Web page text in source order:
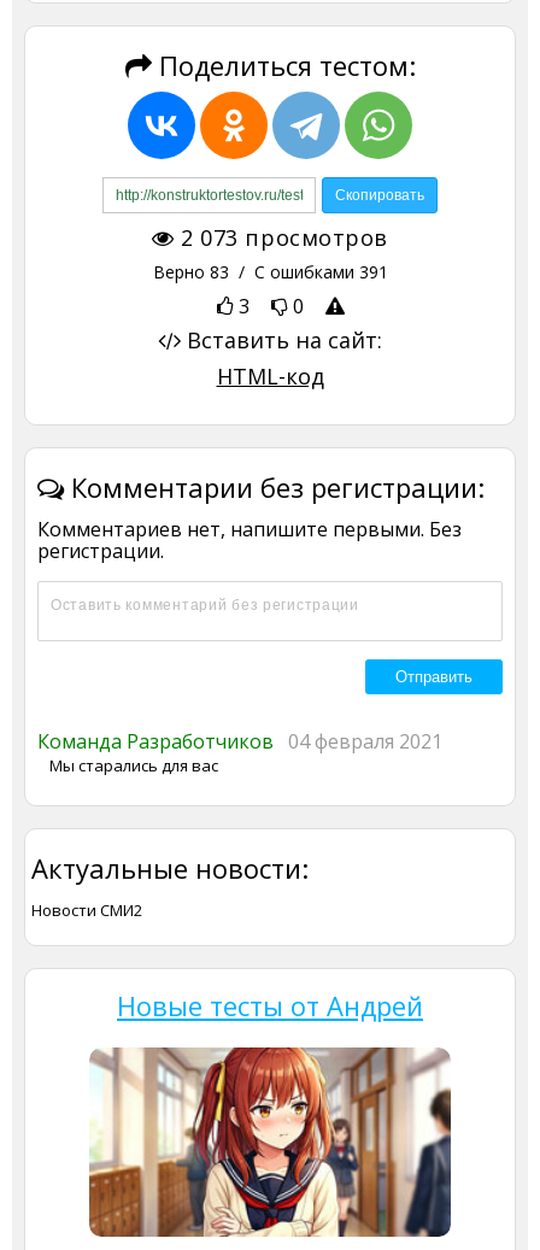
Поделиться тестом:
2 073 просмотров
Верно 83 / С ошибками 391
3 0
Вставить на сайт:
HTML-код
Комментарии без регистрации:
Комментариев нет, напишите первыми. Без
регистрации.
Команда Разработчиков 04 февраля 2021
Мы старались для вас
Актуальные новости:
Новости СМИ2
Новые тесты от Андрей